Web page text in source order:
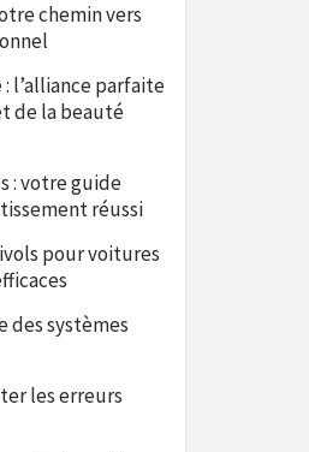
chemin vers
l’alliance parfaite
de la beauté
: votre guide
réussi
pour voitures
des systèmes
les erreurs